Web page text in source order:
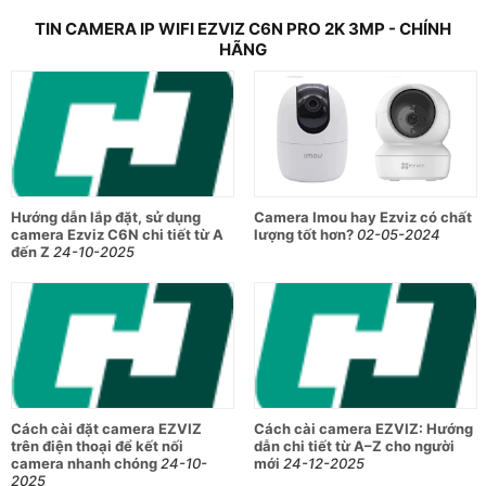
Hỗ trợ nén video H.264 và H.265 giúp giảm dung lượng lưu
trữ mà vẫn giữ chất lượng hình ảnh cao, thích hợp cho lưu trữ
Kết nối mạng ổn định, cảnh báo thông minh
Camera tích hợp chuẩn kết nối Wi-Fi IEEE802.11b/g/n tần số
2.4 GHz, cùng khả năng phát hiện chuyển động, phát hiện
hình dáng con người và tiếng ồn lớn giúp tăng cường an ninh
chủ động. Có thể ghép cặp Wi-Fi dễ dàng với chức năng AP.
Giao diện hiện đại, hỗ trợ lưu trữ linh hoạt
Khe cắm thẻ nhớ Micro SD hỗ trợ tối đa 512GB
Hỗ trợ cổng nguồn Type-C và cổng mạng RJ45 tự
thích ứng 10M/100M
Giao thức truyền và giao diện sử dụng độc quyền
EZVIZ Cloud
Thông số kỹ thuật nổi bật
TIN CAMERA IP WIFI EZVIZ C6N PRO 2K 3MP - CHÍNH
HÃNG
Hướng dẫn lắp đặt, sử dụng
camera Ezviz C6N chi tiết từ A
đến Z 24-10-2025
Camera Imou hay Ezviz có chất
lượng tốt hơn?02-05-2024
Cách cài đặt camera EZVIZ
trên điện thoại để kết nối
camera nhanh chóng24-10-
2025
Cách cài camera EZVIZ: Hướng
dẫn chi tiết từ A–Z cho người
mới 24-12-2025